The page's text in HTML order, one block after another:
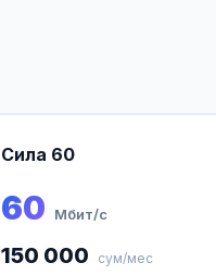
Сила 60
60 Мбит/с
150 000 сум/мес